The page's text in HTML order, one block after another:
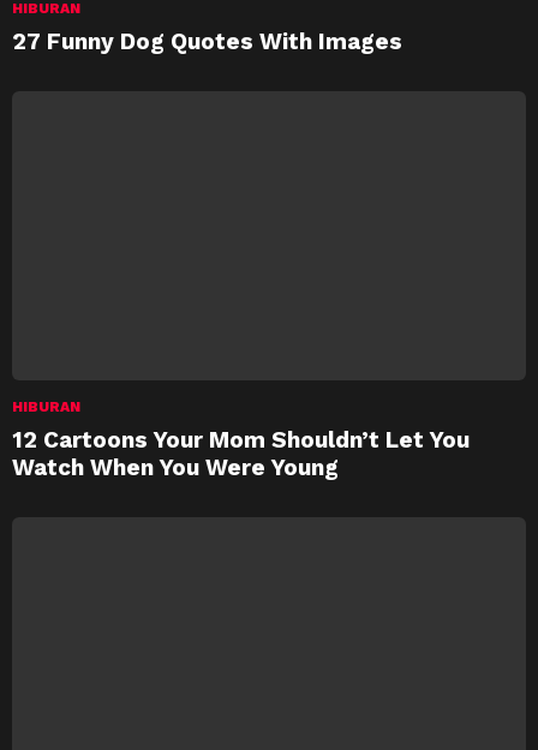
HIBURAN
27 Funny Dog Quotes With Images
HIBURAN
12 Cartoons Your Mom Shouldn’t Let You
Watch When You Were Young